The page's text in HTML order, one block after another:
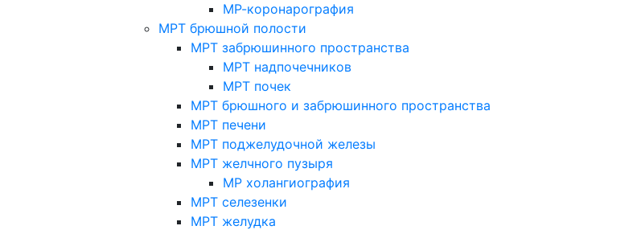
МР-коронарография
МРТ брюшной полости
МРТ забрюшинного пространства
МРТ надпочечников
МРТ почек
МРТ брюшного и забрюшинного пространства
МРТ печени
МРТ поджелудочной железы
МРТ желчного пузыря
МР холангиография
МРТ селезенки
МРТ желудка